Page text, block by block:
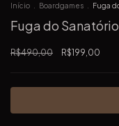
Início Boardgames Fuga
Fuga do
R$490,00 R$199,00